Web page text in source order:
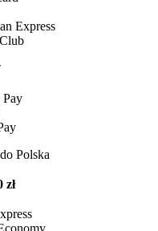
Polska
zł